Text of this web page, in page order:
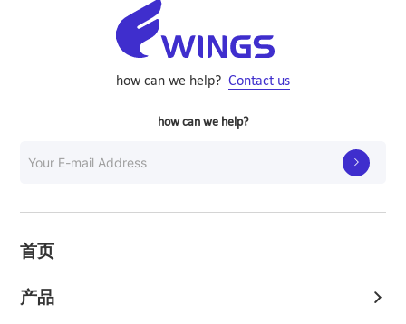
how can we help? Contact us
how can we help?

首页
产品